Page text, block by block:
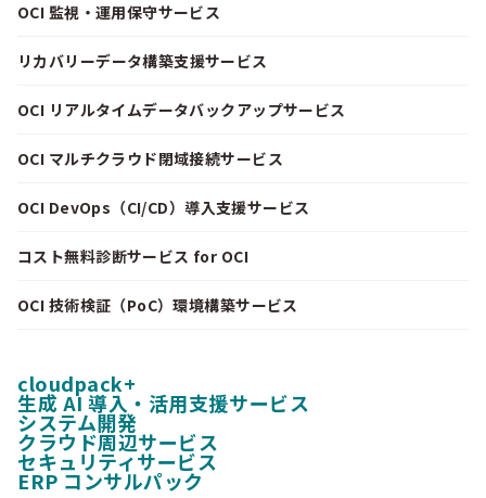
OCI 監視・運用保守サービス
リカバリーデータ構築支援サービス
OCI リアルタイムデータバックアップサービス
OCI マルチクラウド閉域接続サービス
OCI DevOps（CI/CD）導入支援サービス
コスト無料診断サービス for OCI
OCI 技術検証（PoC）環境構築サービス
cloudpack+
生成 AI 導入・活用支援サービス
システム開発
クラウド周辺サービス
セキュリティサービス
ERP コンサルパック